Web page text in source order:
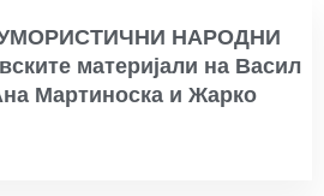
НАРОДНИ
материјали на Васил
Мартиноска и Жарко